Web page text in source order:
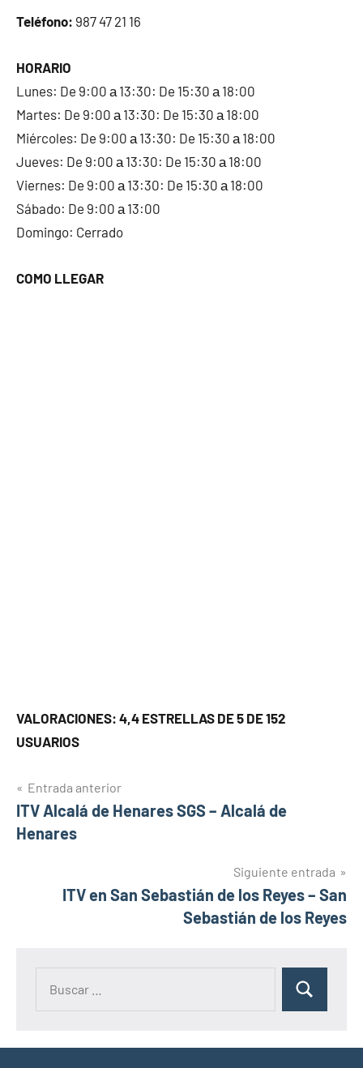
Teléfono: 987 47 21 16
HORARIO
Lunes: De 9:00 а 13:30: De 15:30 а 18:00
Martes: De 9:00 а 13:30: De 15:30 а 18:00
Miércoles: De 9:00 а 13:30: De 15:30 а 18:00
Jueves: De 9:00 а 13:30: De 15:30 а 18:00
Viernes: De 9:00 а 13:30: De 15:30 а 18:00
Sábado: De 9:00 а 13:00
Domingo: Cerrado
COMO LLEGAR
VALORACIONES: 4,4 ESTRELLAS DE 5 DE 152
USUARIOS
Navegación
de
Entrada anterior
ITV Alcalá de Henares SGS – Alcalá de
Henares
Siguiente entrada
ITV en San Sebastián de los Reyes – San
Sebastián de los Reyes
Buscar